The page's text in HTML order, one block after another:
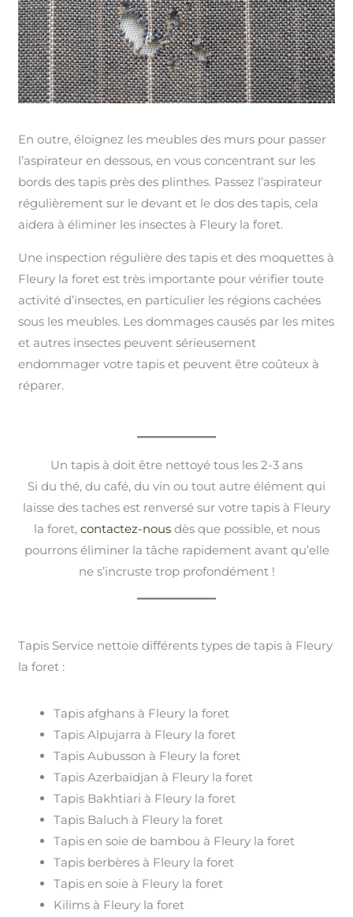
En outre, éloignez les meubles des murs pour passer
l’aspirateur en dessous, en vous concentrant sur les
bords des tapis près des plinthes. Passez l’aspirateur
régulièrement sur le devant et le dos des tapis, cela
aidera à éliminer les insectes à Fleury la foret.
Une inspection régulière des tapis et des moquettes à
Fleury la foret est très importante pour vérifier toute
activité d’insectes, en particulier les régions cachées
sous les meubles. Les dommages causés par les mites
et autres insectes peuvent sérieusement
endommager votre tapis et peuvent être coûteux à
réparer.
Un tapis à doit être nettoyé tous les 2-3 ans
Si du thé, du café, du vin ou tout autre élément qui
laisse des taches est renversé sur votre tapis à Fleury
la foret, contactez-nousdès que possible, et nous
pourrons éliminer la tâche rapidement avant qu’elle
ne s’incruste trop profondément !
Tapis Service nettoie différents types de tapis à Fleury
la foret :
Tapis afghans à Fleury la foret
Tapis Alpujarra à Fleury la foret
Tapis Aubusson à Fleury la foret
Tapis Azerbaïdjan à Fleury la foret
Tapis Bakhtiari à Fleury la foret
Tapis Baluch à Fleury la foret
Tapis en soie de bambou à Fleury la foret
Tapis berbères à Fleury la foret
Tapis en soie à Fleury la foret
Kilims à Fleury la foret